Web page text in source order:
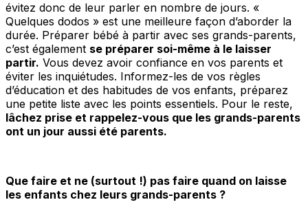
évitez donc de leur parler en nombre de jours. «
Quelques dodos » est une meilleure façon d’aborder la
durée. Préparer bébé à partir avec ses grands-parents,
c’est également se préparer soi-même à le laisser
partir. Vous devez avoir confiance en vos parents et
éviter les inquiétudes. Informez-les de vos règles
d’éducation et des habitudes de vos enfants, préparez
une petite liste avec les points essentiels. Pour le reste,
lâchez prise et rappelez-vous que les grands-parents
ont un jour aussi été parents.
Que faire et ne (surtout !) pas faire quand on laisse
les enfants chez leurs grands-parents ?